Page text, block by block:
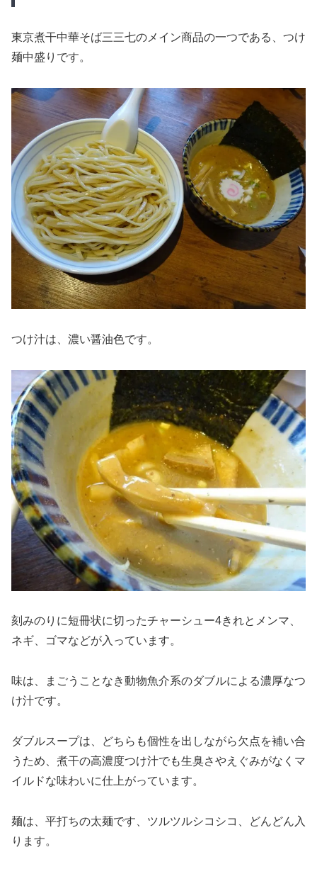
東京煮干中華そば三三七のメイン商品の一つである、つけ
麺中盛りです。
つけ汁は、濃い醤油色です。
刻みのりに短冊状に切ったチャーシュー4きれとメンマ、
ネギ、ゴマなどが入っています。
味は、まごうことなき動物魚介系のダブルによる濃厚なつ
け汁です。
ダブルスープは、どちらも個性を出しながら欠点を補い合
うため、煮干の高濃度つけ汁でも生臭さやえぐみがなくマ
イルドな味わいに仕上がっています。
麺は、平打ちの太麺です、ツルツルシコシコ、どんどん入
ります。